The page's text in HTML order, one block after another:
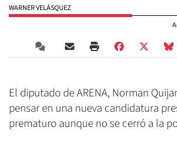
WARNER VELÁSQUEZ
El diputado de ARENA, Norman
pensar en una nueva candidatura
prematuro aunque no se cerró a la